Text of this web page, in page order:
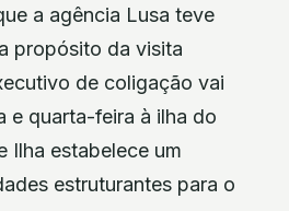
a agência Lusa teve
propósito da visita
de coligação vai
e quarta-feira à ilha do
Ilha estabelece um
estruturantes para o